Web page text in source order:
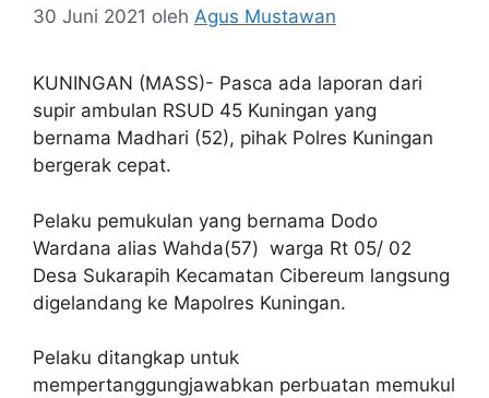
30 Juni 2021 oleh Agus Mustawan
KUNINGAN (MASS)- Pasca ada laporan dari
supir ambulan RSUD 45 Kuningan yang
bernama Madhari (52), pihak Polres Kuningan
bergerak cepat.
Pelaku pemukulan yang bernama Dodo
Wardana alias Wahda(57) warga Rt 05/ 02
Desa Sukarapih Kecamatan Cibereum langsung
digelandang ke Mapolres Kuningan.
Pelaku ditangkap untuk
mempertanggungjawabkan perbuatan memukul